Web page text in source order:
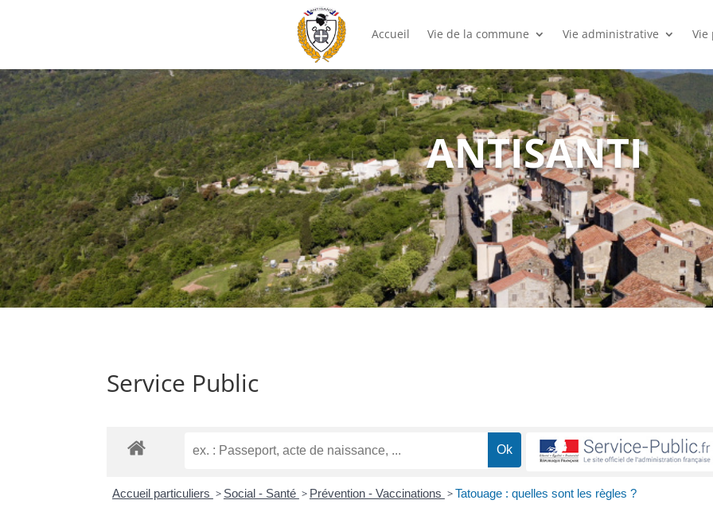
Accueil Vie de la commune Vie administrative Vie
ANTISANTI
Service Public
Accueil particuliers > Social - Santé > Prévention - Vaccinations >Tatouage : quelles sont les règles ?